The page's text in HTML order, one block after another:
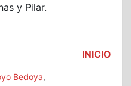
y Pilar.
INICIO
Bedoya,